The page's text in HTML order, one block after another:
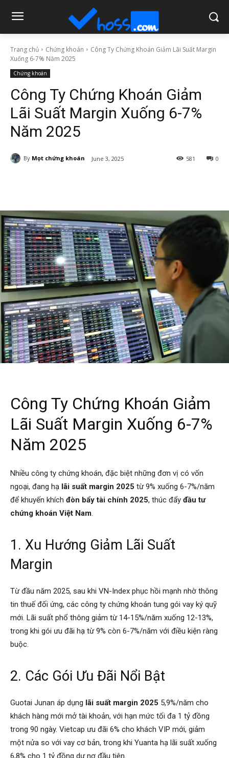
Trang chủ Chứng khoán
Công Ty Chứng Khoán Giảm Lãi Suất Margin
Xuống 6-7% Năm 2025
Chứng khoán
Công Ty Chứng Khoán Giảm
Lãi Suất Margin Xuống 6-7%
Năm 2025
By Mọt chứng khoán June 3, 2025 0
581
Công Ty Chứng Khoán Giảm
Lãi Suất Margin Xuống 6-7%
Năm 2025
Nhiều công ty chứng khoán, đặc biệt những đơn vị có vốn
ngoại, đang hạ lãi suất margin 2025 từ 9% xuống 6-7%/năm
để khuyến khích đòn bẩy tài chính 2025, thúc đẩy đầu tư
chứng khoán Việt Nam.
1. Xu Hướng Giảm Lãi Suất
Margin
Từ đầu năm 2025, sau khi VN-Index phục hồi mạnh nhờ thông
tin thuế đối ứng, các công ty chứng khoán tung gói vay ký quỹ
mới. Lãi suất phổ thông giảm từ 14-15%/năm xuống 12-13%,
trong khi gói ưu đãi hạ từ 9% còn 6-7%/năm với điều kiện ràng
buộc.
2. Các Gói Ưu Đãi Nổi Bật
Guotai Junan áp dụng lãi suất margin 2025 5,9%/năm cho
khách hàng mới mở tài khoản, với hạn mức tối đa 1 tỷ đồng
trong 90 ngày. Vietcap ưu đãi 6% cho khách VIP mới, giảm
một nửa so với vay cơ bản, trong khi Yuanta hạ lãi suất xuống
6,8% cho 1 tỷ đồng dư nợ đầu tiên.